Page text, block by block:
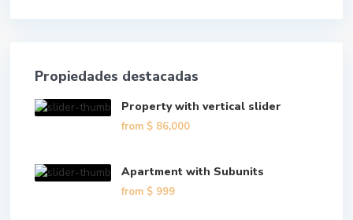
Propiedades destacadas
Property with vertical slider
from $ 86,000
Apartment with Subunits
from $ 999